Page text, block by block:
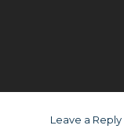
Leave a Reply